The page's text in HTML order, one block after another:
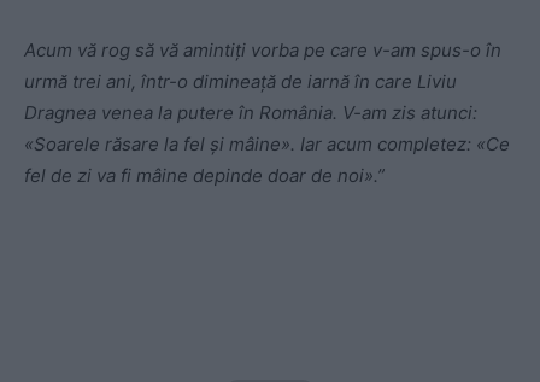
Acum vă rog să vă amintiți vorba pe care v-am spus-o în
urmă trei ani, într-o dimineață de iarnă în care Liviu
Dragnea venea la putere în România. V-am zis atunci:
«Soarele răsare la fel și mâine». Iar acum completez: «Ce
fel de zi va fi mâine depinde doar de noi».”